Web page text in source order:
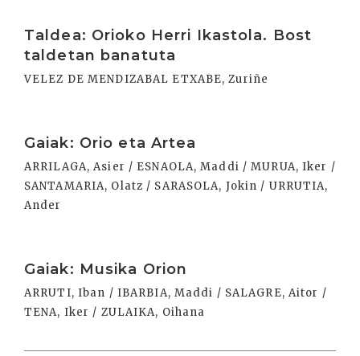
Taldea: Orioko Herri Ikastola. Bost
taldetan banatuta
VELEZ DE MENDIZABAL ETXABE, Zuriñe
Gaiak: Orio eta Artea
ARRILAGA, Asier / ESNAOLA, Maddi / MURUA, Iker /
SANTAMARIA, Olatz / SARASOLA, Jokin / URRUTIA,
Ander
Gaiak: Musika Orion
ARRUTI, Iban / IBARBIA, Maddi / SALAGRE, Aitor /
TENA, Iker / ZULAIKA, Oihana